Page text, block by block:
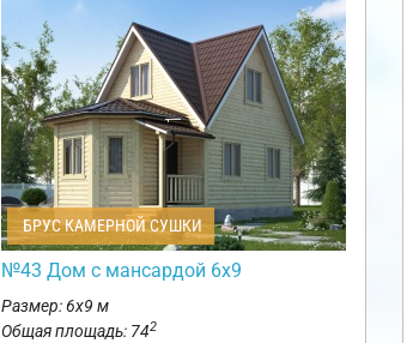
БРУС КАМЕРНОЙ СУШКИ
№43 Дом с мансардой 6х9
Размер: 6х9 м
Общая площадь: 742